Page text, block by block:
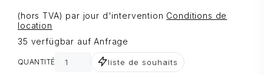
(hors TVA) par jour d'intervention Conditions de
location
35 verfügbar auf Anfrage
QUANTITÉ liste de souhaits